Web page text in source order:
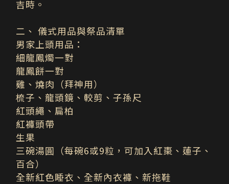
吉時。
二、 儀式用品與祭品清單
男家上頭用品：
細龍鳳燭一對
龍鳳餅一對
雞、燒肉（拜神用）
梳子、龍頭鏡、較剪、子孫尺
紅頭繩、扁柏
紅褲頭帶
生果
三碗湯圓（每碗6或9粒，可加入紅棗、蓮子、
百合）
全新紅色睡衣、全新內衣褲、新拖鞋